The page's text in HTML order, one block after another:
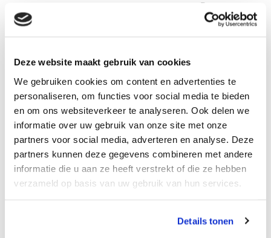
Deze website maakt gebruik van cookies
We gebruiken cookies om content en advertenties te
personaliseren, om functies voor social media te bieden
en om ons websiteverkeer te analyseren. Ook delen we
informatie over uw gebruik van onze site met onze
partners voor social media, adverteren en analyse. Deze
partners kunnen deze gegevens combineren met andere
informatie die u aan ze heeft verstrekt of die ze hebben
verzameld op basis van uw gebruik van hun services.
Details tonen
GROEN
FUTECH MultiCross 3D
Compact Kruislijnlaser
Groen
De Futech MultiCross 3D
Compacht Groen is volled...
Op voorraad
€ 399,- € 349,- Excl. btw
GROEN
ADA LaserTANK 4-360 4D
Laser
De nieuwste 4D laser van
ADA, de LaserTANK 4-360...
Op voorraad
€ 399,- € 349,- Excl. btw